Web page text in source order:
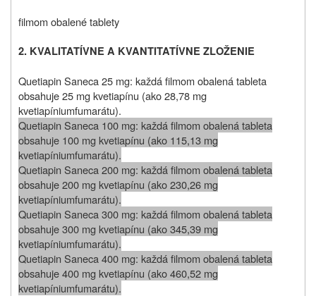
filmom obalené tablety
2. KVALITATÍVNE A KVANTITATÍVNE ZLOŽENIE
Quetiapin Saneca 25 mg: každá filmom obalená tableta
obsahuje 25 mg kvetiapínu (ako 28,78 mg
kvetiapíniumfumarátu).
Quetiapin Saneca 100 mg: každá filmom obalená tableta
obsahuje 100 mg kvetiapínu (ako 115,13 mg
kvetiapíniumfumarátu).
Quetiapin Saneca 200 mg: každá filmom obalená tableta
obsahuje 200 mg kvetiapínu (ako 230,26 mg
kvetiapíniumfumarátu).
Quetiapin Saneca 300 mg: každá filmom obalená tableta
obsahuje 300 mg kvetiapínu (ako 345,39 mg
kvetiapíniumfumarátu).
Quetiapin Saneca 400 mg: každá filmom obalená tableta
obsahuje 400 mg kvetiapínu (ako 460,52 mg
kvetiapíniumfumarátu).